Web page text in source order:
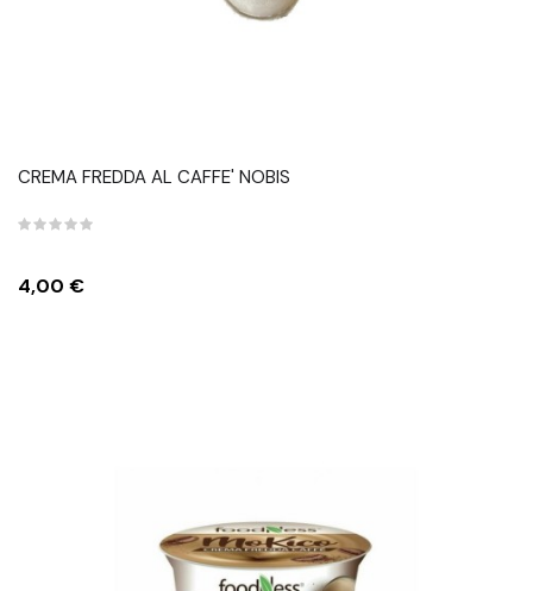
CREMA FREDDA AL CAFFE' NOBIS
Prezzo
4,00 €